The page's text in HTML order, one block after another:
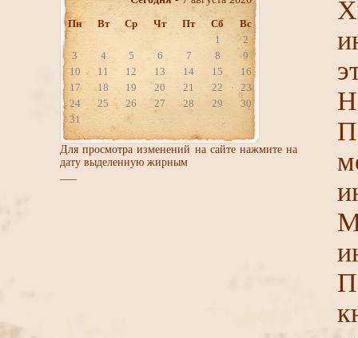
Пн
Вт Ср Чт Пт Сб
Вс
1
2
3
4 5 6 7 8
9
10
11 12 13 14 15
16
17
18 19 20 21 22
23
24
25 26 27 28 29
30
31
Для просмотра изменений на сайте нажмите на
дату выделенную жирным